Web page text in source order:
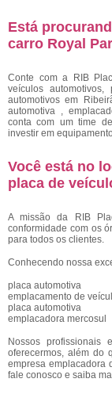
Está
carro Royal
Conte com a RIB
veículos
automotivos em
automotiva ,
conta com um time
investir em
Você está no
placa de
A missão da RIB
conformidade com os
para todos os clientes.
Conhecendo nossa
placa automotiva
emplacamento de
placa automotiva
emplacadora mercosul
Nossos profissionais
oferecermos, além do
empresa emplacadora
fale conosco e saiba